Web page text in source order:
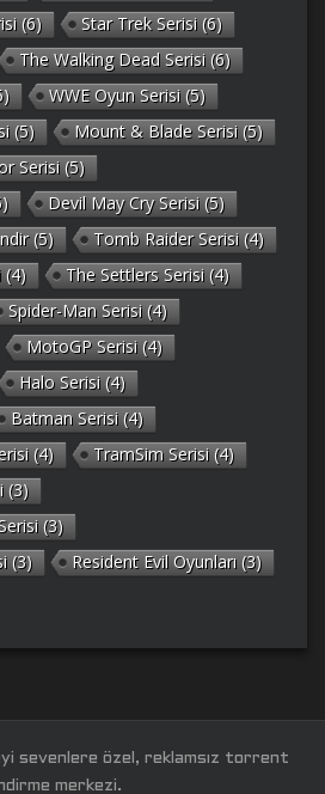
(6) Star Trek Serisi (6)
The Walking Dead Serisi (6)
WWE Oyun Serisi (5)
(5) Mount & Blade Serisi (5)
Serisi (5)
Devil May Cry Serisi (5)
(5) Tomb Raider Serisi (4)
(4) The Settlers Serisi (4)
Spider-Man Serisi (4)
MotoGP Serisi (4)
Halo Serisi (4)
Batman Serisi (4)
(4) TramSim Serisi (4)
(3)
(3)
(3) Resident Evil Oyunları (3)
Legacy of Kain Serisi
sevenlere özel, reklamsız torrent
merkezi.